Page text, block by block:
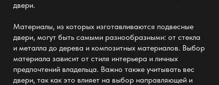
двери.
Материалы, из которых изготавливаются подвесные
двери, могут быть самыми разнообразными: от стекла
и металла до дерева и композитных материалов. Выбор
материала зависит от стиля интерьера и личных
предпочтений владельца. Важно также учитывать вес
двери, так как это влияет на выбор направляющей и